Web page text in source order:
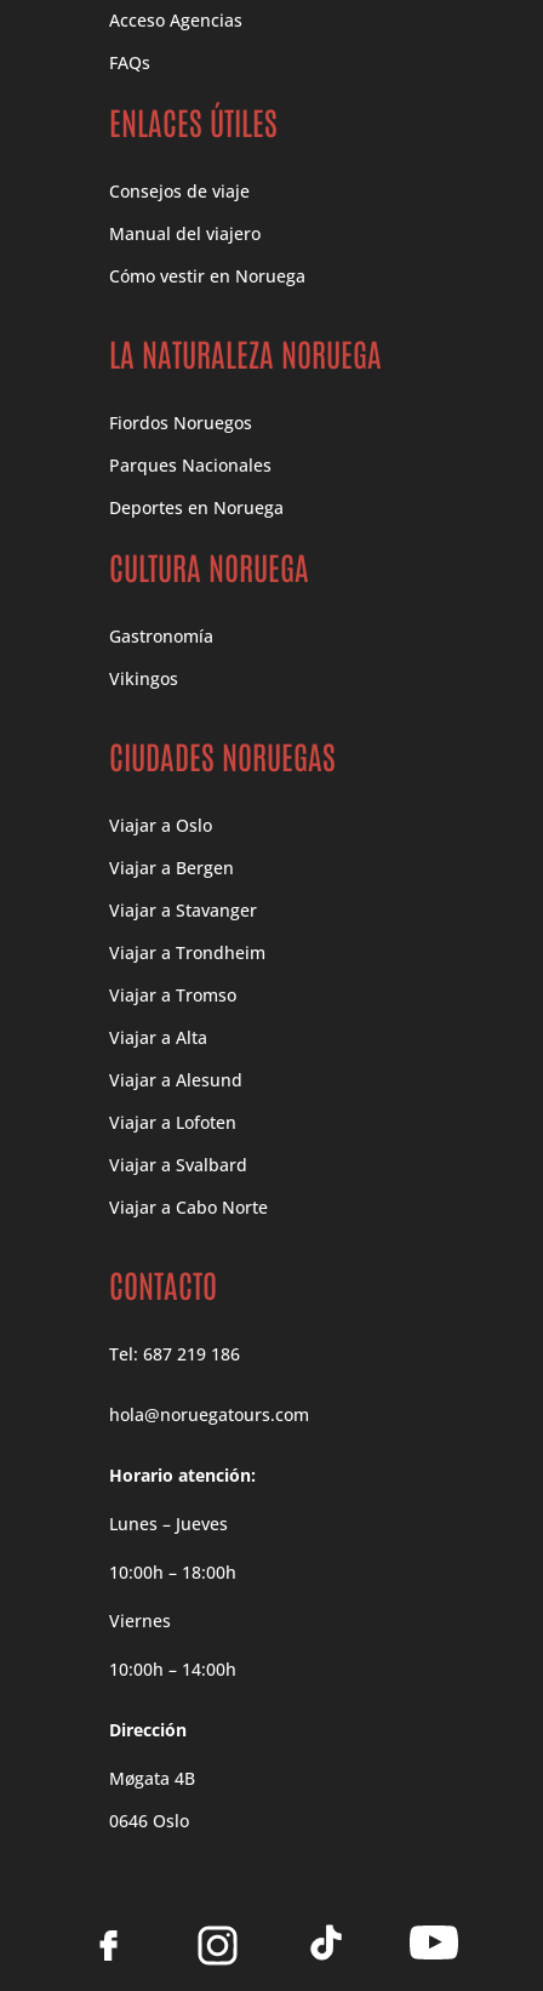
Acceso Agencias
FAQs
ENLACES ÚTILES
Consejos de viaje
Manual del viajero
Cómo vestir en Noruega
LA NATURALEZA NORUEGA
Fiordos Noruegos
Parques Nacionales
Deportes en Noruega
CULTURA NORUEGA
Gastronomía
Vikingos
CIUDADES NORUEGAS
Viajar a Oslo
Viajar a Bergen
Viajar a Stavanger
Viajar a Trondheim
Viajar a Tromso
Viajar a Alta
Viajar a Alesund
Viajar a Lofoten
Viajar a Svalbard
Viajar a Cabo Norte
CONTACTO
Tel: 687 219 186
hola@noruegatours.com
Horario atención:
Lunes – Jueves
10:00h – 18:00h
Viernes
10:00h – 14:00h
Dirección
Møgata 4B
0646 Oslo